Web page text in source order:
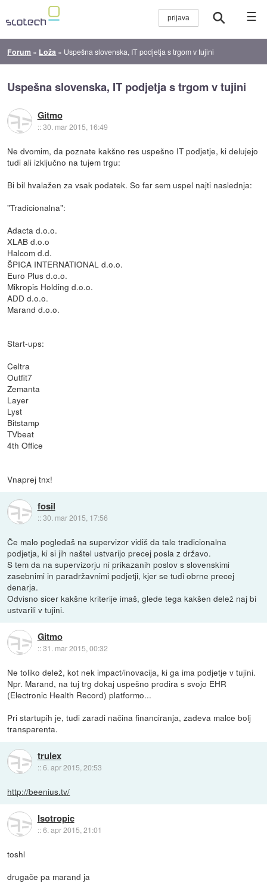
☰
Forum » Loža » Uspešna slovenska, IT podjetja s trgom v tujini
Uspešna slovenska, IT podjetja s trgom v tujini
Gitmo
::30. mar 2015, 16:49
Ne dvomim, da poznate kakšno res uspešno IT podjetje, ki delujejo
tudi ali izključno na tujem trgu:
Bi bil hvalažen za vsak podatek. So far sem uspel najti naslednja:
"Tradicionalna":
Adacta d.o.o.
XLAB d.o.o
Halcom d.d.
ŠPICA INTERNATIONAL d.o.o.
Euro Plus d.o.o.
Mikropis Holding d.o.o.
ADD d.o.o.
Marand d.o.o.
Start-ups:
Celtra
Outfit7
Zemanta
Layer
Lyst
Bitstamp
TVbeat
4th Office
Vnaprej tnx!
fosil
::30. mar 2015, 17:56
Če malo pogledaš na supervizor vidiš da tale tradicionalna
podjetja, ki si jih naštel ustvarijo precej posla z državo.
S tem da na supervizorju ni prikazanih poslov s slovenskimi
zasebnimi in paradržavnimi podjetji, kjer se tudi obrne precej
denarja.
Odvisno sicer kakšne kriterije imaš, glede tega kakšen delež naj bi
ustvarili v tujini.
Gitmo
::31. mar 2015, 00:32
Ne toliko delež, kot nek impact/inovacija, ki ga ima podjetje v tujini.
Npr. Marand, na tuj trg dokaj uspešno prodira s svojo EHR
(Electronic Health Record) platformo...
Pri startupih je, tudi zaradi načina financiranja, zadeva malce bolj
transparenta.
trulex
::6. apr 2015, 20:53
http://beenius.tv/
Isotropic
::6. apr 2015, 21:01
toshl
drugače pa marand ja